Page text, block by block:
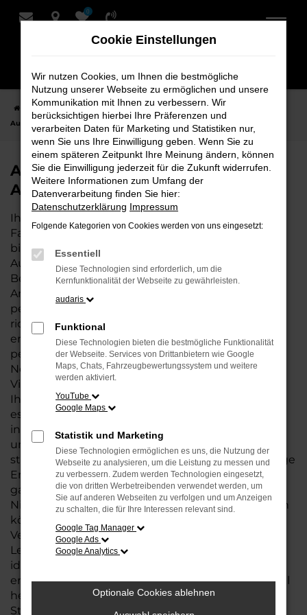
Zum
0
Startseite Hersteller Audi
Audi Q5 bei Schmidt + Koch - Ihr Audi
Autohaus
Audi Q5 bei Schmidt + Koch - Ihr
Audi Autohaus
Ihr Audi Autohaus – die perfekte Wahl für all Ihre
Fahrzeugbedürfnisse. Als erfahrene Experten
bieten wir Ihnen nicht nur eine breite Auswahl an
Audi Fahrzeugen, sondern auch eine umfassende
Beratung, die individuell auf Ihre Wünsche und
Anforderungen abgestimmt ist. Wenn Sie den
perfekten Audi Q5 suchen, sind Sie bei uns genau
richtig. Unsere große
ermöglicht es Ihnen, das Modell zu finden, das
perfekt zu Ihrem Lebensstil und Budget passt.
Neben dem Kauf Ihres Q5 bieten wir Ihnen eine
Vielzahl zusätzlicher Services rund um Audi, die
Ihnen den gesamten Prozess erleichtern. Egal, ob
es um flexible Finanzierungsmöglichkeiten,
individuelle Leasingangebote oder eine
umfassendeWartung und Reparaturgeht – wir
stehen Ihnen jederzeit zur Seite. Unsere langjährige
Erfahrung und unser kompetentes Team
garantieren Ihnen eine Betreuung auf höchstem
Niveau, sodass Sie sich rundum gut betreut fühlen
können.
Vertrauen Sie auf unser Fachwissen und unsere
Leidenschaft für Audi und finden Sie mit uns das
ideale Modell: Q5, das nicht nur Ihre Erwartungen
erfüllt, sondern Ihre Mobilität auf das nächste Level
hebt. Wir freuen uns darauf, Sie an einem unserer
Standorte in Bremen, Bremerhaven und
Cookie Einstellungen
Wir nutzen Cookies, um Ihnen die bestmögliche
Nutzung unserer Webseite zu ermöglichen und unsere
Kommunikation mit Ihnen zu verbessern. Wir
berücksichtigen hierbei Ihre Präferenzen und
verarbeiten Daten für Marketing und Statistiken nur,
wenn Sie uns Ihre Einwilligung geben. Wenn Sie zu
einem späteren Zeitpunkt Ihre Meinung ändern, können
Sie die Einwilligung jederzeit für die Zukunft widerrufen.
Weitere Informationen zum Umfang der
Datenverarbeitung finden Sie hier:
Datenschutzerklärung Impressum
Folgende Kategorien von Cookies werden von uns eingesetzt:
Essentiell
Diese Technologien sind erforderlich, um die
Kernfunktionalität der Webseite zu gewährleisten.
audaris
Funktional
Diese Technologien bieten die bestmögliche Funktionalität
der Webseite. Services von Drittanbietern wie Google
Maps, Chats, Fahrzeugbewertungssystem und weitere
werden aktiviert.
YouTube
Google Maps
Statistik und Marketing
Diese Technologien ermöglichen es uns, die Nutzung der
Webseite zu analysieren, um die Leistung zu messen und
zu verbessern. Zudem werden Technologien eingesetzt,
die von dritten Werbetreibenden verwendet werden, um
Sie auf anderen Webseiten zu verfolgen und um Anzeigen
zu schalten, die für Ihre Interessen relevant sind.
Google Tag Manager
Google Ads
Google Analytics
Optionale Cookies ablehnen